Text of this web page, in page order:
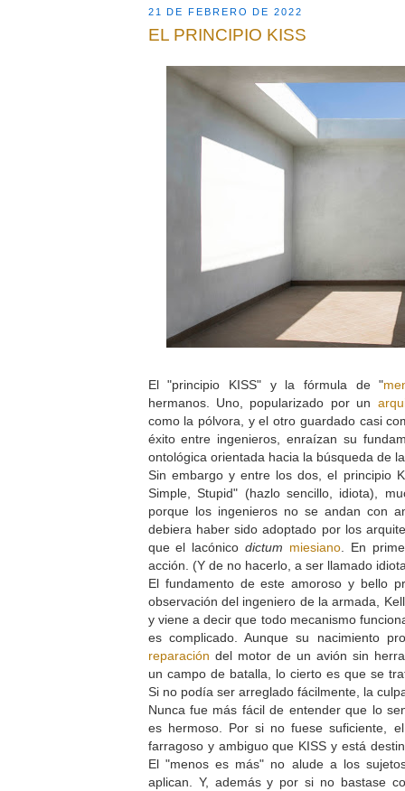
21 DE FEBRERO DE 2022
EL PRINCIPIO KISS
El "principio KISS" y la fórmula de "
hermanos. Uno, popularizado por un
como la pólvora, y el otro guardado casi
éxito entre ingenieros, enraízan su
ontológica orientada hacia la búsqueda de
Sin embargo y entre los dos, el principio
Simple, Stupid" (hazlo sencillo, idiota),
porque los ingenieros no se andan con
debiera haber sido adoptado por los
que el lacónicodictum miesiano . En
acción. (Y de no hacerlo, a ser llamado
El fundamento de este amoroso y bello
observación del ingeniero de la armada,
y viene a decir que todo mecanismo
es complicado. Aunque su nacimiento
reparación del motor de un avión sin
un campo de batalla, lo cierto es que se
Si no podía ser arreglado fácilmente, la
Nunca fue más fácil de entender que lo
es hermoso. Por si no fuese suficiente,
farragoso y ambiguo que KISS y está
El "menos es más" no alude a los
aplican. Y, además y por si no bastase